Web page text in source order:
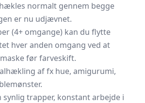
normalt gennem begge
er nu udjævnet.
(4+ omgange) kan du flytte
hver anden omgang ved at
før farveskift.
af fx hue, amigurumi,
synlig trapper, konstant arbejde i